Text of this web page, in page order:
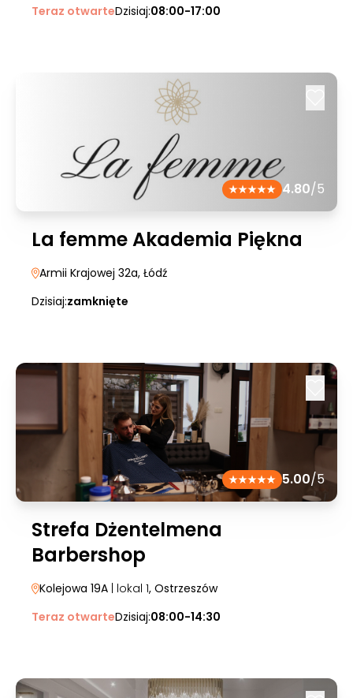
Teraz otwarteDzisiaj:08:00-17:00
4.80/5
La femme Akademia Piękna
Armii Krajowej 32a, Łódź
Dzisiaj:zamknięte
5.00/5
Strefa Dżentelmena
Barbershop
Kolejowa 19A | lokal 1, Ostrzeszów
Teraz otwarteDzisiaj:08:00-14:30